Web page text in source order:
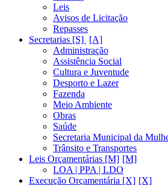
Leis
Avisos de Licitação
Repasses
Secretarias [S]
Administração
Assistência Social
Cultura e Juventude
Desporto e Lazer
Fazenda
Meio Ambiente
Obras
Saúde
Secretaria Municipal da
Trânsito e Transportes
Leis Orçamentárias [M]
LOA | PPA | LDO
Execução Orçamentária [X]